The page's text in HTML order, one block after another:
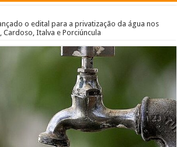
o edital para a privatização da água nos
Cardoso, Italva e Porciúncula